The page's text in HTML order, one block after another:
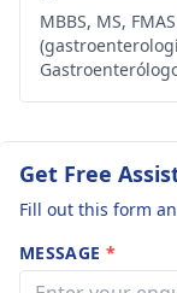
laparoscópico
MBBS, MS,
Pared
rica experiencia
Get Free
Fill out this form
MESSAGE *